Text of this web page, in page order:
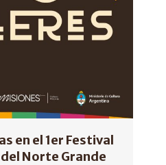
en el 1er Festival
Norte Grande